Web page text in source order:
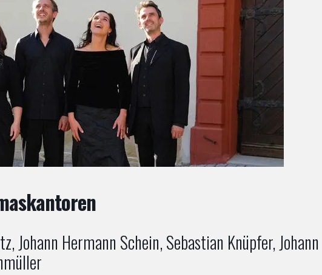
Johann Hermann Schein, Sebastian Knüpfer, Johann